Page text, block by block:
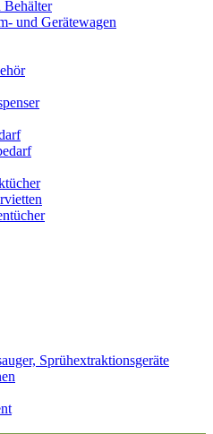
Behälter
und Gerätewagen
Sprühextraktionsgeräte